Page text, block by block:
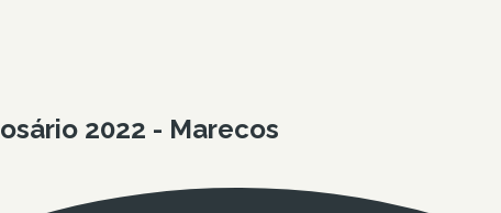
2022 - Marecos